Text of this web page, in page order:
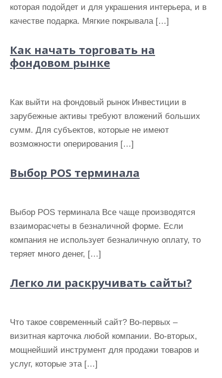
которая подойдет и для украшения интерьера, и в
качестве подарка. Мягкие покрывала […]
Как начать торговать на
фондовом рынке
Как выйти на фондовый рынок Инвестиции в
зарубежные активы требуют вложений больших
сумм. Для субъектов, которые не имеют
возможности оперирования […]
Выбор POS терминала
Выбор POS терминала Все чаще производятся
взаиморасчеты в безналичной форме. Если
компания не использует безналичную оплату, то
теряет много денег, […]
Легко ли раскручивать сайты?
Что такое современный сайт? Во-первых –
визитная карточка любой компании. Во-вторых,
мощнейший инструмент для продажи товаров и
услуг, которые эта […]